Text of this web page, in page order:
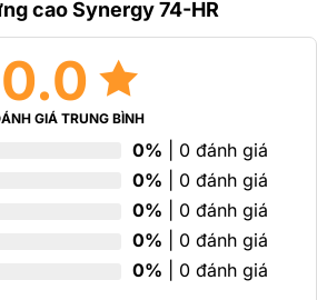
5
sao
cao Synergy 74-HR
0.0
GIÁ TRUNG BÌNH
0% | 0 đánh giá
0% | 0 đánh giá
0% | 0 đánh giá
0% | 0 đánh giá
0% | 0 đánh giá